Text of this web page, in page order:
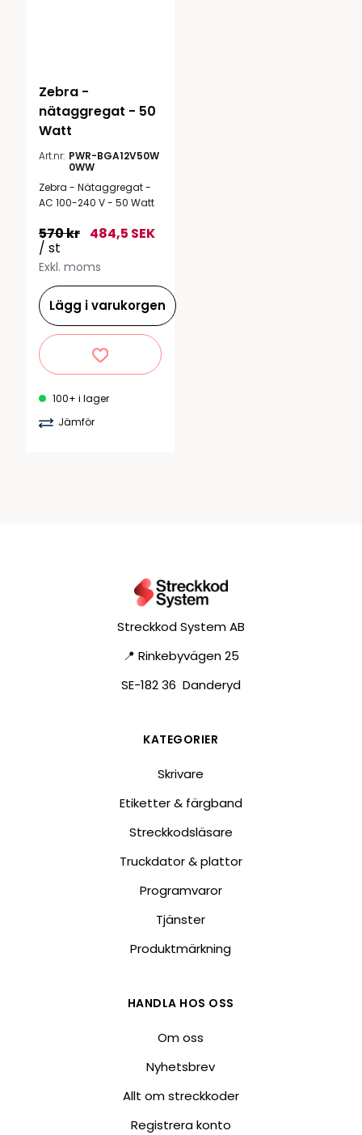
Zebra -
nätaggregat - 50
Watt
Art.nr: PWR-BGA12V50W
0WW
Zebra - Nätaggregat -
AC 100-240 V - 50 Watt
570 kr 484,5 SEK
/ st
Exkl. moms
Lägg i varukorgen
100+ i lager
Jämför
Streckkod System AB
📍 Rinkebyvägen 25
SE-182 36 Danderyd
KATEGORIER
Skrivare
Etiketter & färgband
Streckkodsläsare
Truckdator & plattor
Programvaror
Tjänster
Produktmärkning
HANDLA HOS OSS
Om oss
Nyhetsbrev
Allt om streckkoder
Registrera konto